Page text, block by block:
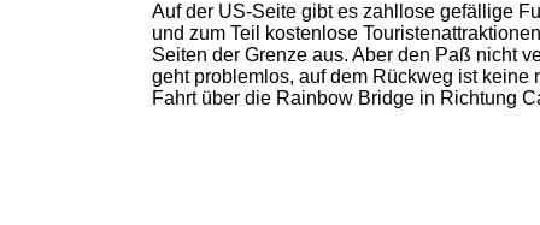
Auf der US-Seite gibt es zahllose gefällige
und zum Teil kostenlose
Seiten der Grenze aus. Aber den Paß nicht
geht problemlos, auf dem Rückweg ist
Fahrt über die Rainbow Bridge in Richtung